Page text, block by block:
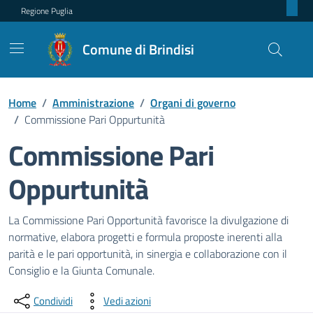
Regione Puglia
Comune di Brindisi
Home / Amministrazione / Organi di governo
/ Commissione Pari Oppurtunità
Commissione Pari
Oppurtunità
Dettagli dell'unità
La Commissione Pari Opportunità favorisce la divulgazione di
normative, elabora progetti e formula proposte inerenti alla
parità e le pari opportunità, in sinergia e collaborazione con il
Consiglio e la Giunta Comunale.
Condividi Vedi azioni